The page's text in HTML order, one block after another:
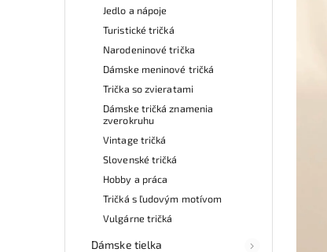
Jedlo a nápoje
Turistické tričká
Narodeninové trička
Dámske meninové tričká
Trička so zvieratami
Dámske tričká znamenia
zverokruhu
Vintage tričká
Slovenské tričká
Hobby a práca
Tričká s ľudovým motívom
Vulgárne tričká
Dámske tielka